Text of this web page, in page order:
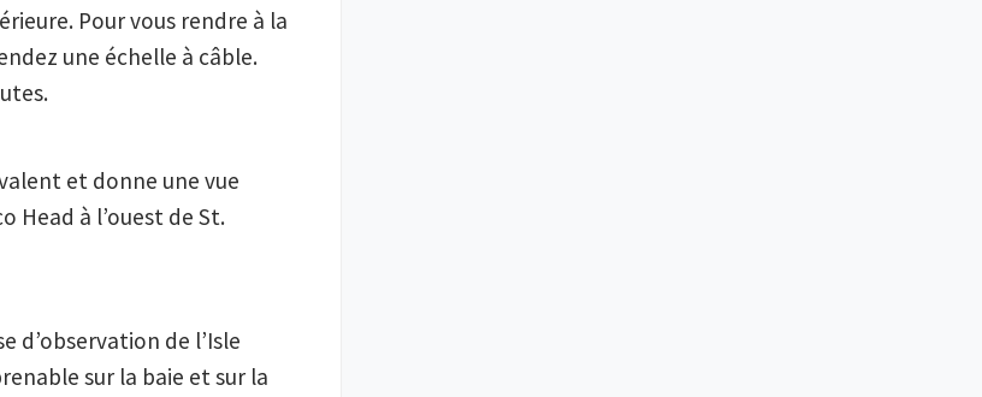
Pour vous rendre à la
une échelle à câble.
et donne une vue
Head à l’ouest de St.
d’observation de l’Isle
sur la baie et sur la